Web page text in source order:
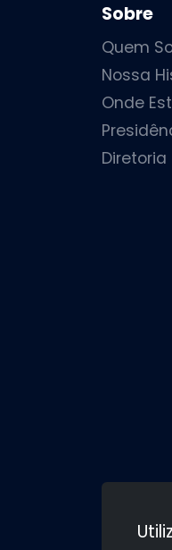
Sobre
Quem
Nossa
Onde
Diretoria